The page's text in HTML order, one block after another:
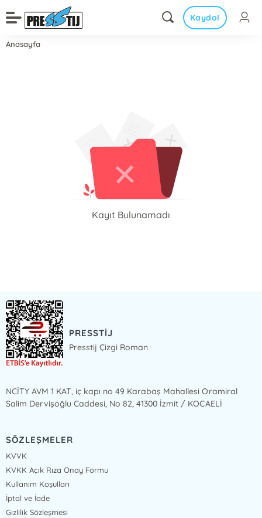
Kaydol
Anasayfa
Kayıt Bulunamadı
PRESSTİJ
Presstij Çizgi Roman
NCİTY AVM 1 KAT, iç kapı no 49 Karabaş Mahallesi Oramiral
Salim Dervişoğlu Caddesi, No 82, 41300 İzmit / KOCAELİ
SÖZLEŞMELER
KVVK
KVKK Açık Rıza Onay Formu
Kullanım Koşulları
İptal ve İade
Gizlilik Sözleşmesi